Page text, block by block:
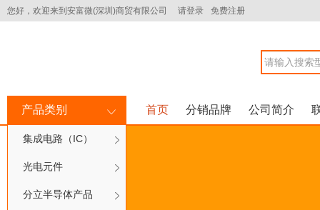
您好，欢迎来到安富微(深圳)商贸有限公司 请登录 免费注册
产品类别
集成电路（IC）
光电元件
分立半导体产品
首页 分销品牌 公司简介